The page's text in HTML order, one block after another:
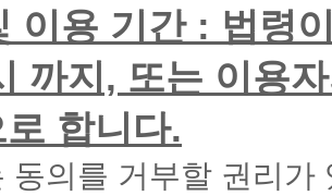
이용 기간 : 법령
까지, 또는 이용
합니다.
동의를 거부할 권리